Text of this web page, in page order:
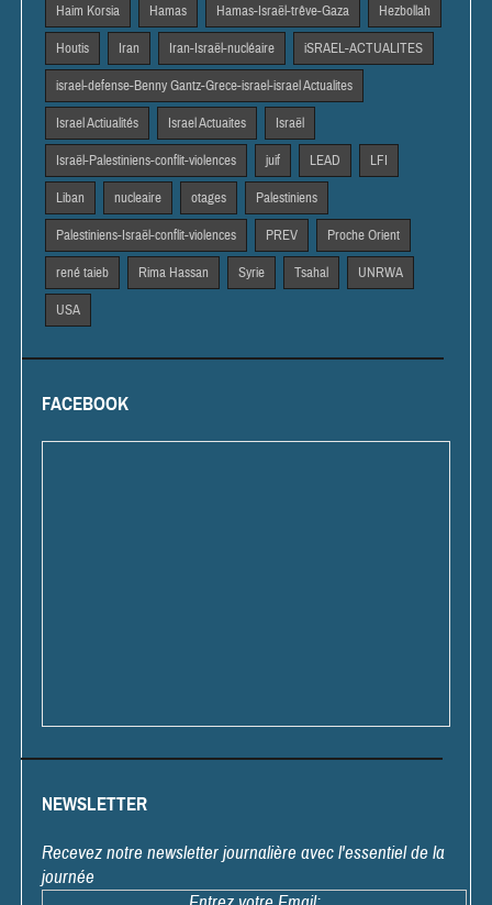
Haim Korsia Hamas Hamas-Israël-trêve-Gaza Hezbollah
Houtis Iran Iran-Israël-nucléaire iSRAEL-ACTUALITES
israel-defense-Benny Gantz-Grece-israel-israel Actualites
Israel Actiualités Israel Actuaites Israël
Israël-Palestiniens-conflit-violences juif LEAD LFI
Liban nucleaire otages Palestiniens
Palestiniens-Israël-conflit-violences PREV Proche Orient
rené taieb Rima Hassan Syrie Tsahal UNRWA
USA
FACEBOOK
NEWSLETTER
Recevez notre newsletter journalière avec l'essentiel de la
journée